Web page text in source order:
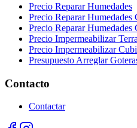
Precio Reparar Humedades
Precio Reparar Humedades
Precio Reparar Humedades
Precio Impermeabilizar
Precio Impermeabilizar
Presupuesto Arreglar
Contacto
Contactar